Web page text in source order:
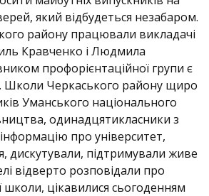
який відбудеться незабаром.
району працювали викладачі
Кравченко і Людмила
профорієнтаційної групи є
Школи Черкаського району щиро
Уманського національного
одинадцятикласники з
про університет,
дискутували, підтримували живе
відверто розповідали про
школи, цікавилися сьогоденням